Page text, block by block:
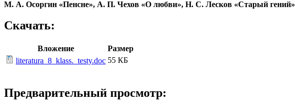
М. А. Осоргин «Пенсне», А. П. Чехов «О любви», Н. С. Лесков «Старый гений»
Скачать:
Вложение
Размер
literatura_8_klass._testy.doc 55 КБ
Предварительный просмотр: